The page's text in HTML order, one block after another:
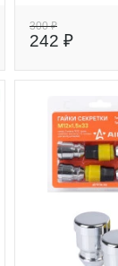
dodge
300 ₽
242 ₽